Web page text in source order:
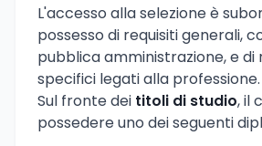
L'accesso alla selezione è
possesso di requisiti generali,
pubblica amministrazione, e di
specifici legati alla professione.
Sul fronte dei titoli di studio, il
possedere uno dei seguenti